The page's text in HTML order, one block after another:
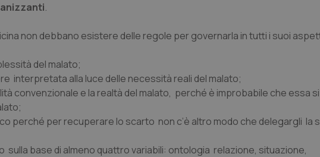
.
non debbano esistere delle regole per governarla in tutti i suoi
del malato;
interpretata alla luce delle necessità reali del malato;
convenzionale e la realtà del malato, perché è improbabile che essa
perché per recuperare lo scarto non c’è altro modo che delegargli la
sulla base di almeno quattro variabili: ontologia relazione, situazione,